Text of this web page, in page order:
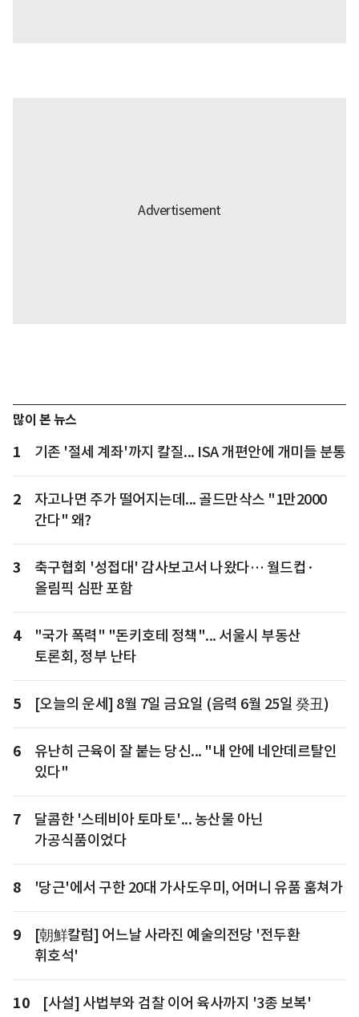
많이 본 뉴스
1 기존 '절세 계좌'까지 칼질... ISA 개편안에 개미들 분통
2
자고나면 주가 떨어지는데... 골드만삭스 "1만2000
간다" 왜?
3
축구협회 '성접대' 감사보고서 나왔다… 월드컵·
올림픽 심판 포함
4
"국가 폭력" "돈키호테 정책"... 서울시 부동산
토론회, 정부 난타
5 [오늘의 운세] 8월 7일 금요일 (음력 6월 25일 癸丑)
6
유난히 근육이 잘 붙는 당신... "내 안에 네안데르탈인
있다"
7
달콤한 '스테비아 토마토'... 농산물 아닌
가공식품이었다
8 '당근'에서 구한 20대 가사도우미, 어머니 유품 훔쳐가
9
[朝鮮칼럼] 어느날 사라진 예술의전당 '전두환
휘호석'
10 [사설] 사법부와 검찰 이어 육사까지 '3종 보복'